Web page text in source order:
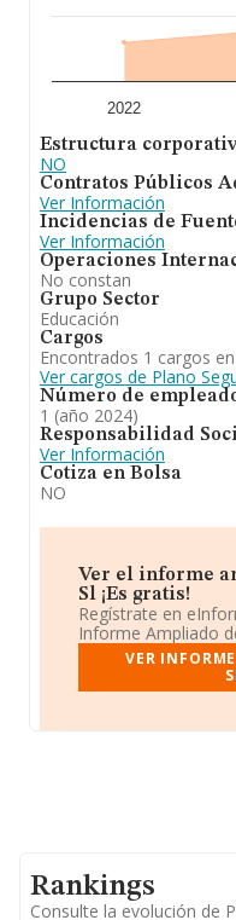
implantacion de cursos
deformacion de
laborales. En cuanto al
Otra educación
2022
Estructura
NO
Contratos Públicos
Ver Información
Incidencias de
Ver Información
Operaciones
No constan
Grupo Sector
Educación
Cargos
Encontrados 1 cargos
Ver cargos de Plano
Número de
1 (año 2024)
Responsabilidad
Ver Información
Cotiza en Bolsa
NO
Ver el informe
Sl ¡Es gratis!
Regístrate en
Informe Ampliado
VER
Rankings
Consulte la evolución de